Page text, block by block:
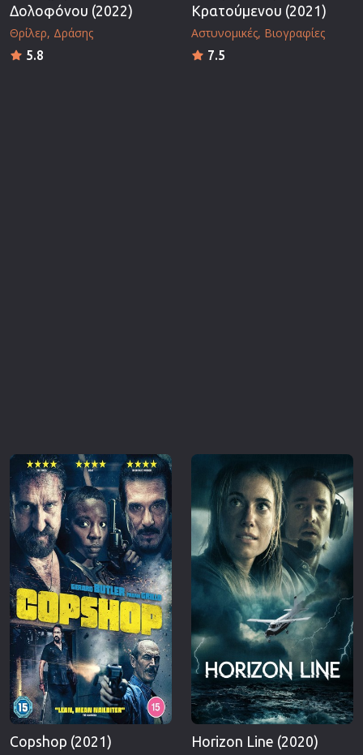
Δολοφόνου (2022)
Θρίλερ Δράσης
5.8
Κρατούμενου (2021)
Αστυνομικές Βιογραφίες
7.5
Copshop (2021)
Horizon Line (2020)